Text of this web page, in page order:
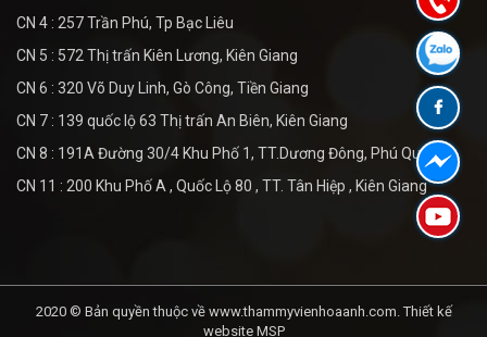
CN 4 : 257 Trần Phú, Tp Bạc Liêu
CN 5 : 572 Thị trấn Kiên Lương, Kiên Giang
CN 6 : 320 Võ Duy Linh, Gò Công, Tiền Giang
CN 7 : 139 quốc lộ 63 Thị trấn An Biên, Kiên Giang
CN 8 : 191A Đường 30/4 Khu Phố 1, TT.Dương Đông, Phú Quốc
CN 11 : 200 Khu Phố A , Quốc Lộ 80 , TT. Tân Hiệp , Kiên Giang
2020 © Bản quyền thuộc về www.thammyvienhoaanh.com.Thiết kế
website MSP